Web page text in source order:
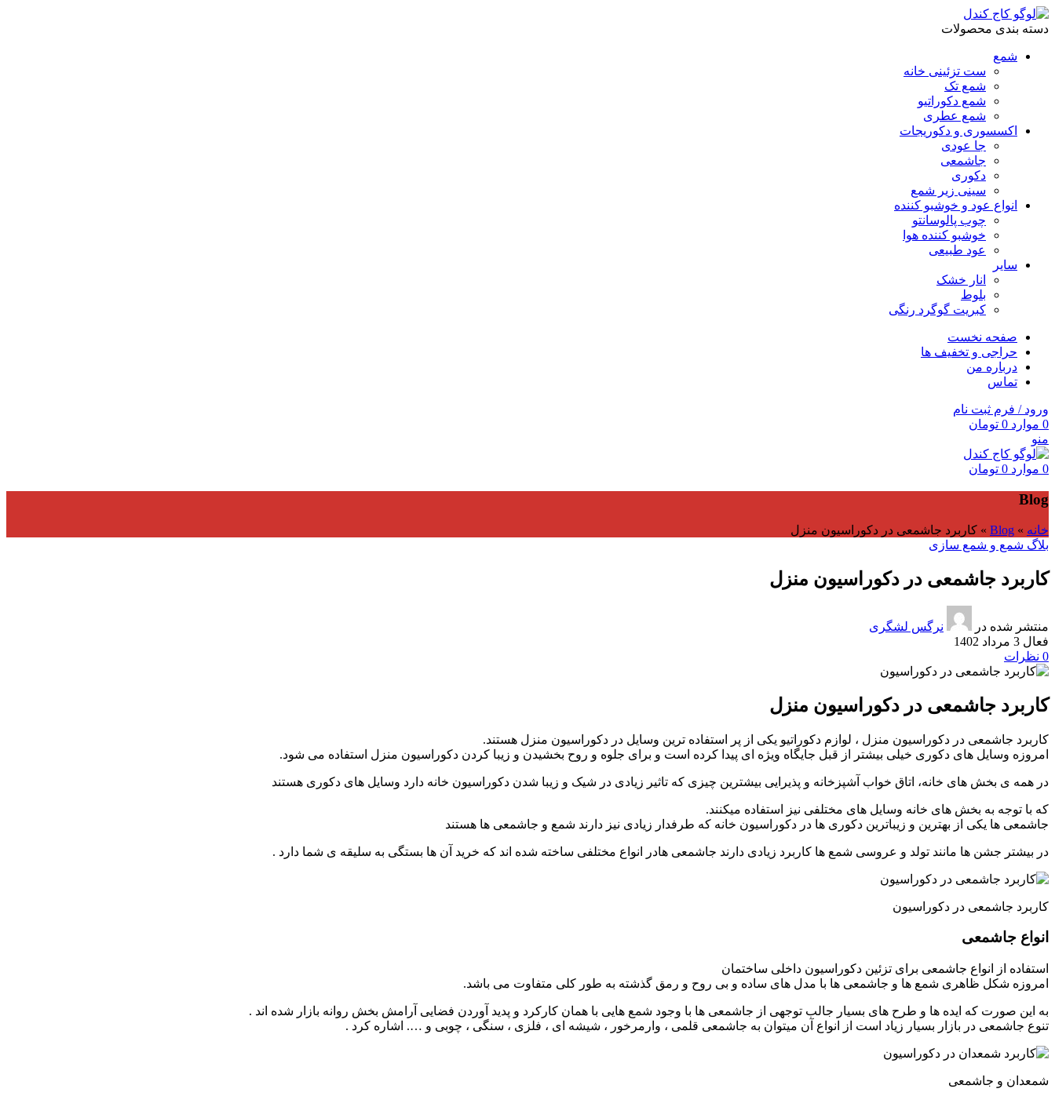
دسته بندی محصولات
شمع
ست تزئینی خانه
شمع تک
شمع دکوراتیو
شمع عطری
اکسسوری و دکوریجات
جا عودی
جاشمعی
دکوری
سینی زیر شمع
انواع عود و خوشبو کننده
چوب پالوسانتو
خوشبو کننده هوا
عود طبیعی
سایر
انار خشک
بلوط
کبریت گوگرد رنگی
صفحه نخست
حراجی و تخفیف ها
درباره من
تماس
ورود / فرم ثبت نام
0 موارد 0 تومان
منو
0 موارد 0 تومان
Blog
خانه »
Blog
» کاربرد جاشمعی در دکوراسیون منزل
بلاگ شمع و شمع سازی
کاربرد جاشمعی در دکوراسیون منزل
منتشر شده در
نرگس لشگری
فعال 3 مرداد 1402
0 نظرات
کاربرد جاشمعی در دکوراسیون منزل
کاربرد جاشمعی در دکوراسیون منزل ، لوازم دکوراتیو یکی از پر استفاده ترین وسایل در دکوراسیون منزل هستند.
امروزه وسایل های دکوری خیلی بیشتر از قبل جایگاه ویژه ای پیدا کرده است و برای جلوه و روح بخشیدن و زیبا کردن دکوراسیون منزل استفاده می شود.
در همه ی بخش های خانه، اتاق خواب آشپزخانه و پذیرایی بیشترین چیزی که تاثیر زیادی در شیک و زیبا شدن دکوراسیون خانه دارد وسایل های دکوری هستند
که با توجه به بخش های خانه وسایل های مختلفی نیز استفاده میکنند.
جاشمعی ها یکی از بهترین و زیباترین دکوری ها در دکوراسیون خانه که طرفدار زیادی نیز دارند شمع و جاشمعی ها هستند
در بیشتر جشن ها مانند تولد و عروسی شمع ها کاربرد زیادی دارند جاشمعی هادر انواع مختلفی ساخته شده اند که خرید آن ها بستگی به سلیقه ی شما دارد .
کاربرد جاشمعی در دکوراسیون
انواع جاشمعی
استفاده از انواع جاشمعی برای تزئین دکوراسیون داخلی ساختمان
امروزه شکل ظاهری شمع ها و جاشمعی ها با مدل های ساده و بی روح و رمق گذشته به طور کلی متفاوت می باشد.
به این صورت که ایده ها و طرح های بسیار جالب توجهی از جاشمعی ها با وجود شمع هایی با همان کارکرد و پدید آوردن فضایی آرامش بخش روانه بازار شده اند .
تنوع جاشمعی در بازار بسیار زیاد است از انواع آن میتوان به جاشمعی قلمی ، وارمرخور ، شیشه ای ، فلزی ، سنگی ، چوبی و …. اشاره کرد .
شمعدان و جاشمعی